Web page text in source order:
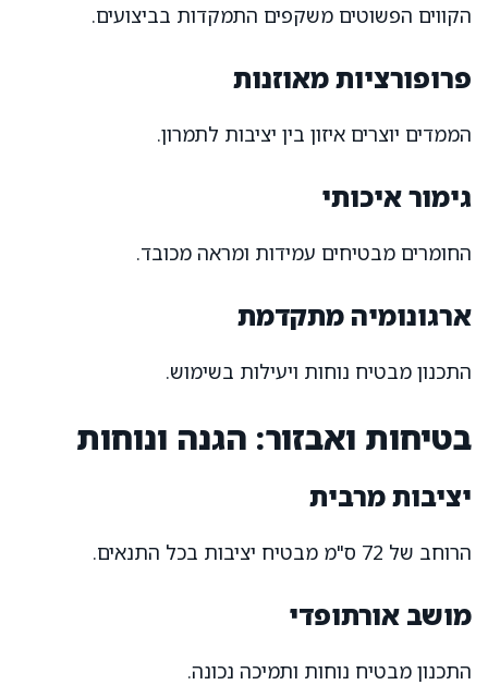
הקווים הפשוטים משקפים התמקדות בביצועים.
פרופורציות מאוזנות
הממדים יוצרים איזון בין יציבות לתמרון.
גימור איכותי
החומרים מבטיחים עמידות ומראה מכובד.
ארגונומיה מתקדמת
התכנון מבטיח נוחות ויעילות בשימוש.
בטיחות ואבזור: הגנה ונוחות
יציבות מרבית
הרוחב של 72 ס"מ מבטיח יציבות בכל התנאים.
מושב אורתופדי
התכנון מבטיח נוחות ותמיכה נכונה.